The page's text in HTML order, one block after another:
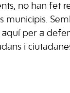
no han fet
municipis.
aquí per a
i